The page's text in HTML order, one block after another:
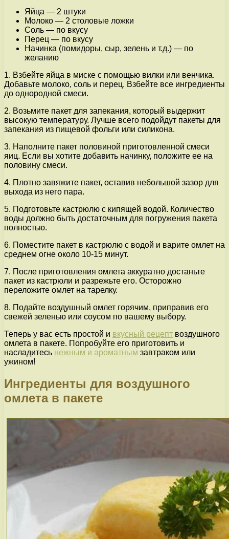
Яйца — 2 штуки
Молоко — 2 столовые ложки
Соль — по вкусу
Перец — по вкусу
Начинка (помидоры, сыр, зелень и т.д.) — по
желанию
1. Взбейте яйца в миске с помощью вилки или венчика.
Добавьте молоко, соль и перец. Взбейте все ингредиенты
до однородной смеси.
2. Возьмите пакет для запекания, который выдержит
высокую температуру. Лучше всего подойдут пакеты для
запекания из пищевой фольги или силикона.
3. Наполните пакет половиной приготовленной смеси
яиц. Если вы хотите добавить начинку, положите ее на
половину смеси.
4. Плотно завяжите пакет, оставив небольшой зазор для
выхода из него пара.
5. Подготовьте кастрюлю с кипящей водой. Количество
воды должно быть достаточным для погружения пакета
полностью.
6. Поместите пакет в кастрюлю с водой и варите омлет на
среднем огне около 10-15 минут.
7. После приготовления омлета аккуратно достаньте
пакет из кастрюли и разрежьте его. Осторожно
переложите омлет на тарелку.
8. Подайте воздушный омлет горячим, приправив его
свежей зеленью или соусом по вашему выбору.
Теперь у вас есть простой и вкусный рецепт воздушного
омлета в пакете. Попробуйте его приготовить и
насладитесь нежным и ароматным завтраком или
ужином!
Ингредиенты для воздушного
омлета в пакете